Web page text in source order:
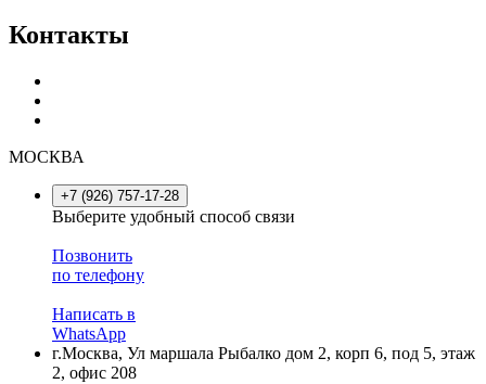
Контакты
МОСКВА
+7 (926) 757-17-28
Выберите удобный способ связи
Позвонить
по телефону
Написать в
WhatsApp
г.Москва, Ул маршала Рыбалко дом 2, корп 6, под 5, этаж
2, офис 208